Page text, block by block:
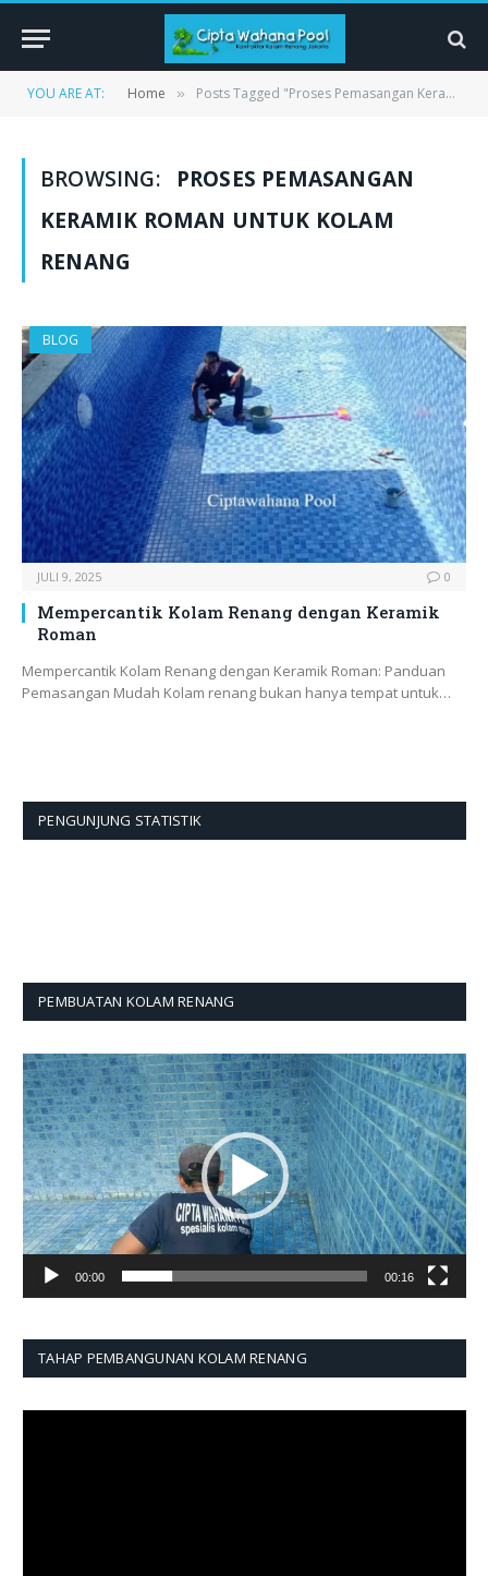
YOU ARE AT: Home » Posts Tagged "Proses Pemasangan Keramik Roman untuk Kolam Renang"
BROWSING:
PROSES PEMASANGAN
KERAMIK ROMAN UNTUK KOLAM
RENANG
BLOG
JULI 9, 2025 0
Mempercantik Kolam Renang dengan Keramik
Roman
Mempercantik Kolam Renang dengan Keramik Roman: Panduan
Pemasangan Mudah Kolam renang bukan hanya tempat untuk…
PENGUNJUNG STATISTIK
PEMBUATAN KOLAM RENANG
Pemutar
Video
00:00 00:16
TAHAP PEMBANGUNAN KOLAM RENANG